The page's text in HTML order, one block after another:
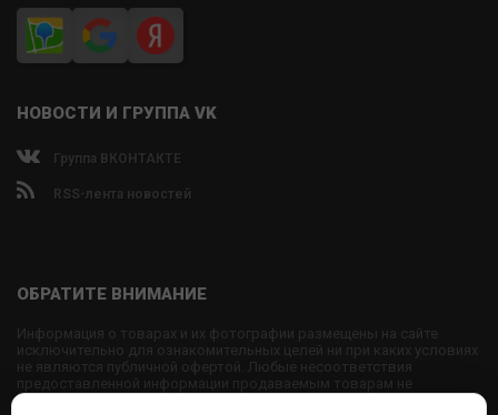
НОВОСТИ И ГРУППА VK
Группа ВКОНТАКТЕ
RSS-лента новостей
ОБРАТИТЕ ВНИМАНИЕ
Информация о товарах и их фотографии размещены на сайте
исключительно для ознакомительных целей ни при каких условиях
не являются публичной офертой. Любые несоответствия
предоставленной информации продаваемым товарам не
являются основанием для претензий, так как внешний вид и